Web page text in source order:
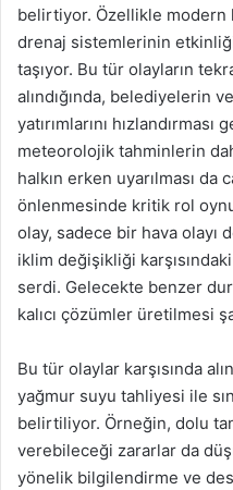
belirtiyor. Özellikle modern
drenaj sistemlerinin
taşıyor. Bu tür olayların
alındığında, belediyelerin
yatırımlarını
meteorolojik tahminlerin
halkın erken uyarılması da
önlenmesinde kritik rol
olay, sadece bir hava olayı
iklim değişikliği karşısındaki
serdi. Gelecekte benzer
kalıcı çözümler üretilmesi
Bu tür olaylar karşısında
yağmur suyu tahliyesi ile
belirtiliyor. Örneğin, dolu
verebileceği zararlar da
yönelik bilgilendirme ve